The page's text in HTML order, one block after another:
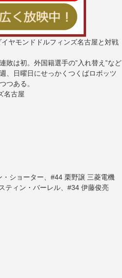
ヤモンドドルフィンズ名古屋と対戦
敗は初。外国籍選手の”入れ替え”など
、日曜日にせっかくつくばロボッツ
つある。
名古屋
ショーター、#44 栗野譲 三菱電機
ティン・バーレル、#34 伊藤俊亮